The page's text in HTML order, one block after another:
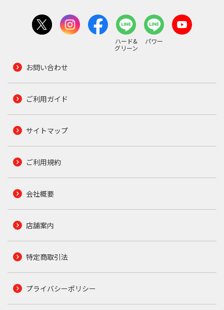
ハード&
グリーン
パワー
お問い合わせ
ご利用ガイド
サイトマップ
ご利用規約
会社概要
店舗案内
特定商取引法
プライバシーポリシー